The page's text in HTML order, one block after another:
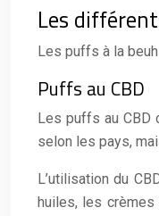
Les
Les puffs à la
Puffs au CBD
Les puffs au CBD
selon les pays,
L’utilisation du
huiles, les